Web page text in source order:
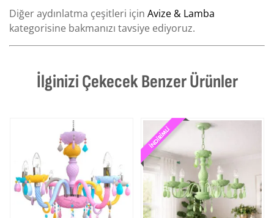
Diğer aydınlatma çeşitleri için Avize & Lamba
kategorisine bakmanızı tavsiye ediyoruz.
İlginizi Çekecek Benzer Ürünler